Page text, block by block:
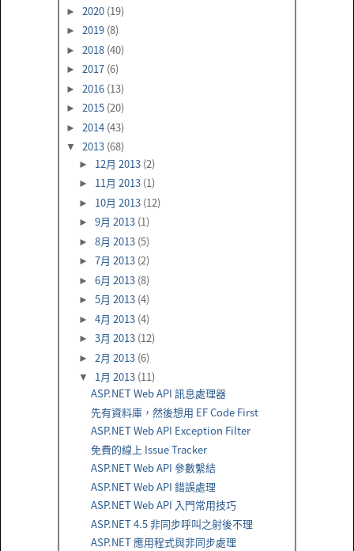
► 2020 (19)
► 2019 (8)
► 2018 (40)
► 2017 (6)
► 2016 (13)
► 2015 (20)
► 2014 (43)
▼ 2013 (68)
► 12月 2013 (2)
► 11月 2013 (1)
► 10月 2013 (12)
► 9月 2013 (1)
► 8月 2013 (5)
► 7月 2013 (2)
► 6月 2013 (8)
► 5月 2013 (4)
► 4月 2013 (4)
► 3月 2013 (12)
► 2月 2013 (6)
▼ 1月 2013 (11)
ASP.NET Web API 訊息處理器
先有資料庫，然後想用 EF Code First
ASP.NET Web API Exception Filter
免費的線上 Issue Tracker
ASP.NET Web API 參數繫結
ASP.NET Web API 錯誤處理
ASP.NET Web API 入門常用技巧
ASP.NET 4.5 非同步呼叫之射後不理
ASP.NET 應用程式與非同步處理